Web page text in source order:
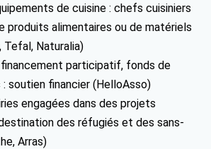
de cuisine : chefs cuisiniers
produits alimentaires ou de matériels
Tefal, Naturalia)
participatif, fonds de
soutien financier (HelloAsso)
engagées dans des projets
des réfugiés et des sans-
Arras)